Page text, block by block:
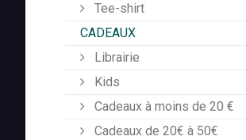
Tee-shirt
CADEAUX
Librairie
Kids
Cadeaux à moins de 20 €
Cadeaux de 20€ à 50€